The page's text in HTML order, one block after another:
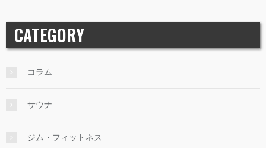
CATEGORY
コラム
サウナ
ジム・フィットネス